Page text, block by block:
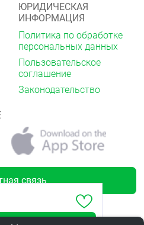
ЮРИДИЧЕСКАЯ
ИНФОРМАЦИЯ
Политика по обработке
персональных данных
Пользовательское
соглашение
Законодательство
связь